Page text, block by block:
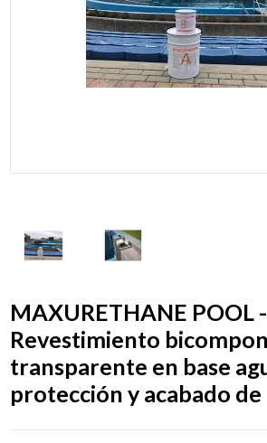
MAXURETHANE POOL -
Revestimiento
transparente en base
protección y acabado de